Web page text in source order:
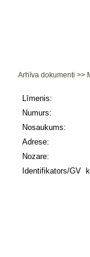
Arhīva dokumenti >>
Līmenis:
Numurs:
Nosaukums:
Adrese:
Nozare:
Identifikators/GV